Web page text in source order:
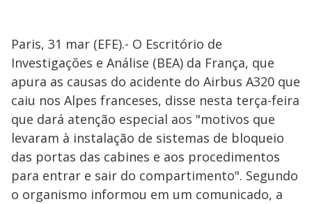
Paris, 31 mar (EFE).- O Escritório de
Investigações e Análise (BEA) da França, que
apura as causas do acidente do Airbus A320 que
caiu nos Alpes franceses, disse nesta terça-feira
que dará atenção especial aos "motivos que
levaram à instalação de sistemas de bloqueio
das portas das cabines e aos procedimentos
para entrar e sair do compartimento". Segundo
o organismo informou em um comunicado, a